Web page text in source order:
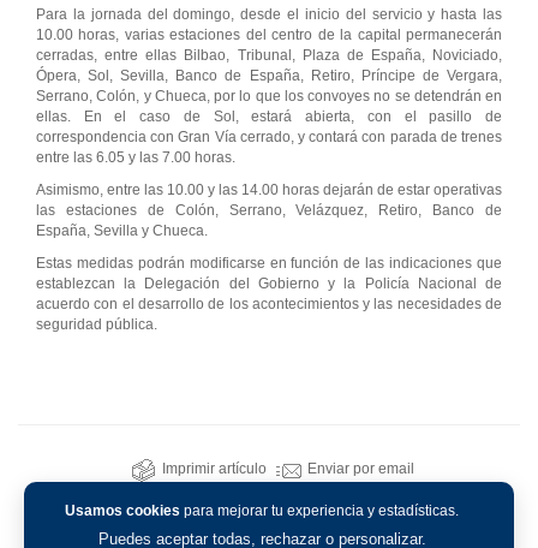
Usamos cookies para mejorar tu experiencia y estadísticas.
Puedes aceptar todas, rechazar o personalizar.
Para la jornada del domingo, desde el inicio del servicio y hasta las
10.00 horas, varias estaciones del centro de la capital permanecerán
cerradas, entre ellas Bilbao, Tribunal, Plaza de España, Noviciado,
Ópera, Sol, Sevilla, Banco de España, Retiro, Príncipe de Vergara,
Serrano, Colón, y Chueca, por lo que los convoyes no se detendrán en
ellas. En el caso de Sol, estará abierta, con el pasillo de
correspondencia con Gran Vía cerrado, y contará con parada de trenes
entre las 6.05 y las 7.00 horas.
Asimismo, entre las 10.00 y las 14.00 horas dejarán de estar operativas
las estaciones de Colón, Serrano, Velázquez, Retiro, Banco de
España, Sevilla y Chueca.
Estas medidas podrán modificarse en función de las indicaciones que
establezcan la Delegación del Gobierno y la Policía Nacional de
acuerdo con el desarrollo de los acontecimientos y las necesidades de
seguridad pública.
Imprimir artículo Enviar por email